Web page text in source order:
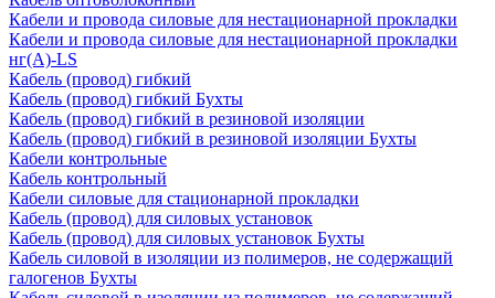
Кабели и провода силовые для нестационарной прокладки
Кабели и провода силовые для нестационарной прокладки
нг(А)-LS
Кабель (провод) гибкий
Кабель (провод) гибкий Бухты
Кабель (провод) гибкий в резиновой изоляции
Кабель (провод) гибкий в резиновой изоляции Бухты
Кабели контрольные
Кабель контрольный
Кабели силовые для стационарной прокладки
Кабель (провод) для силовых установок
Кабель (провод) для силовых установок Бухты
Кабель силовой в изоляции из полимеров, не содержащий
галогенов Бухты